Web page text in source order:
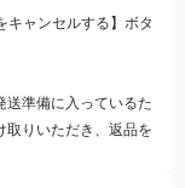
キャンセルする】ボタ
送準備に入っているた
取りいただき、返品を